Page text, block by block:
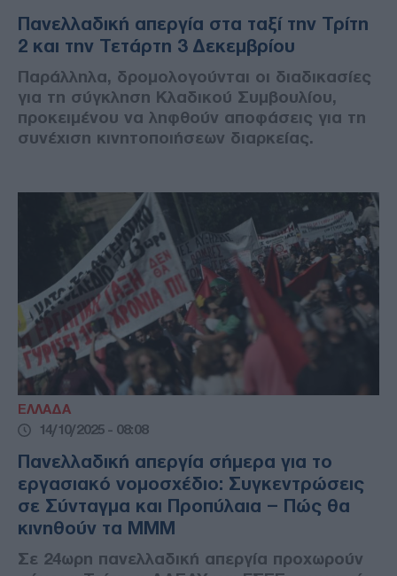
Πανελλαδική απεργία στα ταξί την Τρίτη
2 και την Τετάρτη 3 Δεκεμβρίου
Παράλληλα, δρομολογούνται οι διαδικασίες
για τη σύγκληση Κλαδικού Συμβουλίου,
προκειμένου να ληφθούν αποφάσεις για τη
συνέχιση κινητοποιήσεων διαρκείας.
ΕΛΛΑΔΑ
14/10/2025 - 08:08
Πανελλαδική απεργία σήμερα για το
εργασιακό νομοσχέδιο: Συγκεντρώσεις
σε Σύνταγμα και Προπύλαια – Πώς θα
κινηθούν τα ΜΜΜ
Σε 24ωρη πανελλαδική απεργία προχωρούν